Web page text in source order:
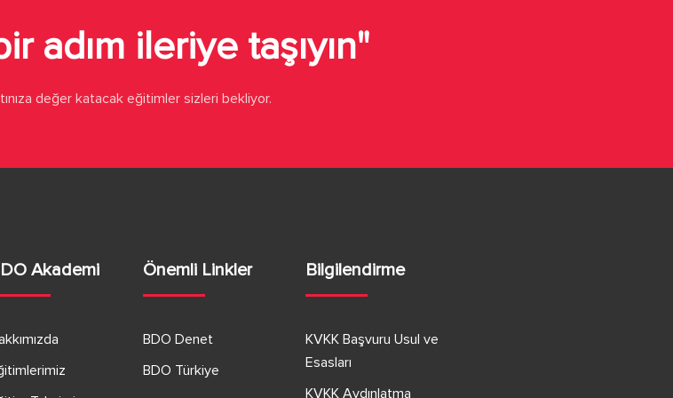
adım ileriye taşıyın"
değer katacak eğitimler sizleri bekliyor.
Akademi Önemli Linkler
BDO Denet
BDO Türkiye
Bilgilendirme
KVKK Başvuru Usul ve
Esasları
KVKK Aydınlatma